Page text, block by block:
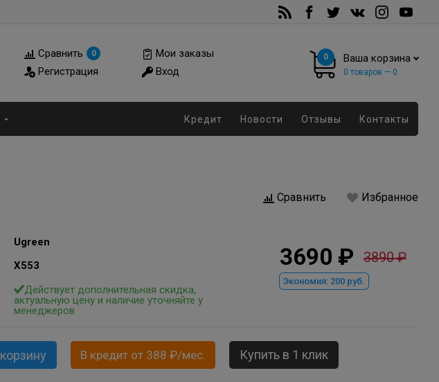
Сравнить 0
Регистрация
Мои заказы
Вход
0 Ваша корзина
0 товаров — 0
Кредит Новости Отзывы Контакты
Избранное
Сравнить
Ugreen
X553
Действует дополнительная скидка,
актуальную цену и наличие уточняйте у
менеджеров
3690 ₽ 3890 ₽
Экономия: 200 руб.
В кредит от 388 ₽/мес. Купить в 1 клик